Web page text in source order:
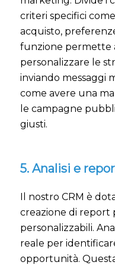
criteri specifici
acquisto,
funzione permette
personalizzare le
inviando messaggi
come avere una
le campagne
giusti.
5. Analisi e
Il nostro CRM è
creazione di report
personalizzabili.
reale per
opportunità.